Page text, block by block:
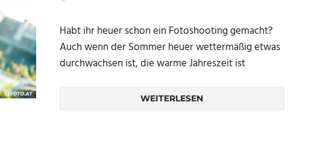
Habt ihr heuer schon ein Fotoshooting gemacht?
Auch wenn der Sommer heuer wettermäßig etwas
durchwachsen ist, die warme Jahreszeit ist
WEITERLESEN